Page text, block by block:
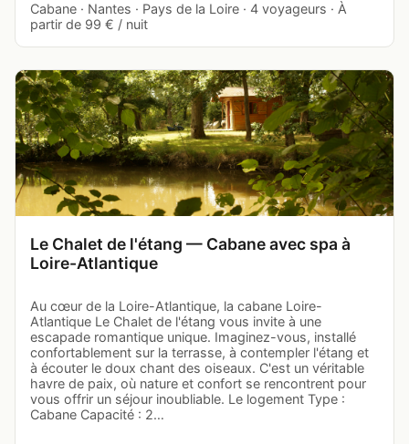
Cabane · Nantes · Pays de la Loire · 4 voyageurs · À
partir de 99 € / nuit
Le Chalet de l'étang — Cabane avec spa à
Loire-Atlantique
Au cœur de la Loire-Atlantique, la cabane Loire-
Atlantique Le Chalet de l'étang vous invite à une
escapade romantique unique. Imaginez-vous, installé
confortablement sur la terrasse, à contempler l'étang et
à écouter le doux chant des oiseaux. C'est un véritable
havre de paix, où nature et confort se rencontrent pour
vous offrir un séjour inoubliable. Le logement Type :
Cabane Capacité : 2…